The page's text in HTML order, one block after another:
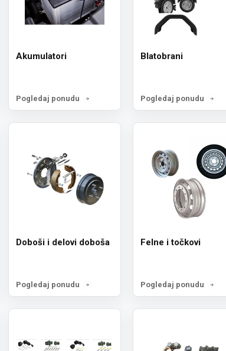
Akumulatori
Pogledaj ponudu
Blatobrani
Pogledaj ponudu
Doboši i delovi doboša
Pogledaj ponudu
Felne i točkovi
Pogledaj ponudu